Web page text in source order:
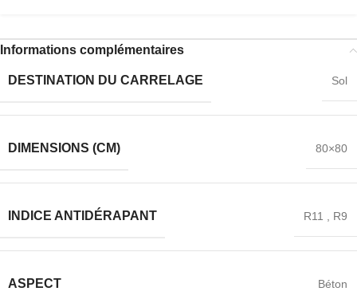
Informations complémentaires
DESTINATION DU CARRELAGE Sol
DIMENSIONS (CM) 80×80
INDICE ANTIDÉRAPANT R11 R9
ASPECT Béton